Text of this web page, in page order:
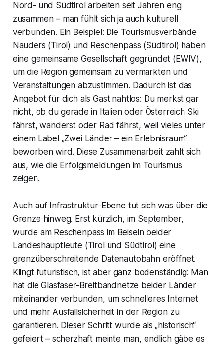
Nord- und Südtirol arbeiten seit Jahren eng
zusammen – man fühlt sich ja auch kulturell
verbunden. Ein Beispiel: Die Tourismusverbände
Nauders (Tirol) und Reschenpass (Südtirol) haben
eine gemeinsame Gesellschaft gegründet (EWIV),
um die Region gemeinsam zu vermarkten und
Veranstaltungen abzustimmen. Dadurch ist das
Angebot für dich als Gast nahtlos: Du merkst gar
nicht, ob du gerade in Italien oder Österreich Ski
fährst, wanderst oder Rad fährst, weil vieles unter
einem Label „Zwei Länder – ein Erlebnisraum“
beworben wird. Diese Zusammenarbeit zahlt sich
aus, wie die Erfolgsmeldungen im Tourismus
zeigen.
Auch auf Infrastruktur-Ebene tut sich was über die
Grenze hinweg. Erst kürzlich, im September,
wurde am Reschenpass im Beisein beider
Landeshauptleute (Tirol und Südtirol) eine
grenzüberschreitende Datenautobahn eröffnet.
Klingt futuristisch, ist aber ganz bodenständig: Man
hat die Glasfaser-Breitbandnetze beider Länder
miteinander verbunden, um schnelleres Internet
und mehr Ausfallsicherheit in der Region zu
garantieren. Dieser Schritt wurde als „historisch“
gefeiert – scherzhaft meinte man, endlich gäbe es